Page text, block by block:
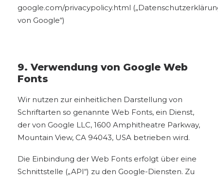
google.com/privacypolicy.html
von Google“)
9. Verwendung von Google Web
Fonts
Wir nutzen zur einheitlichen Darstellung von
Schriftarten so genannte Web Fonts, ein Dienst,
der von Google LLC, 1600 Amphitheatre Parkway,
Mountain View, CA 94043, USA betrieben wird.
Die Einbindung der Web Fonts erfolgt über eine
Schnittstelle („API“) zu den Google-Diensten. Zu